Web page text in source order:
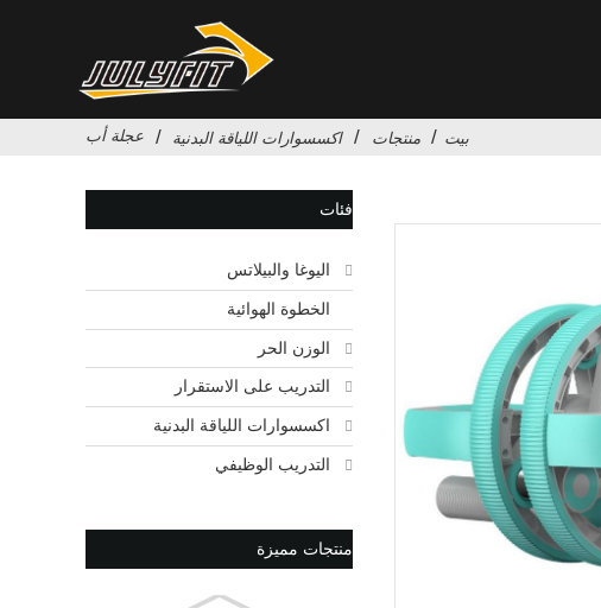
بيت منتجات اكسسوارات اللياقة البدنية عجلة أب
فئات
اليوغا والبيلاتس
الخطوة الهوائية
الوزن الحر
التدريب على الاستقرار
اكسسوارات اللياقة البدنية
التدريب الوظيفي
منتجات مميزة